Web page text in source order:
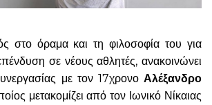
στο όραμα και τη φιλοσοφία του για
σε νέους αθλητές, ανακοινώνει
με τον 17χρονο Αλέξανδρο
μετακομίζει από τον Ιωνικό Νίκαιας